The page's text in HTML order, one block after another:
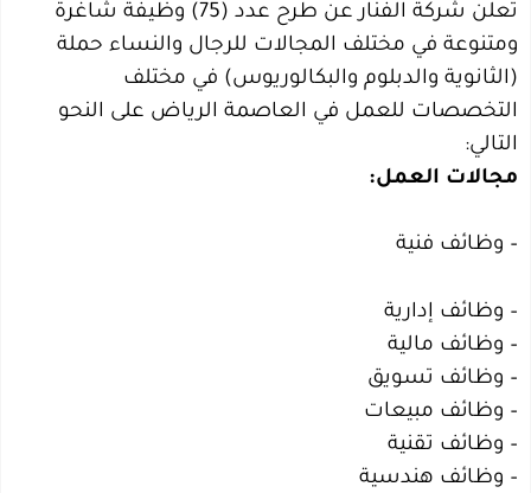
تعلن شركة الفنار عن طرح عدد (75) وظيفة شاغرة
ومتنوعة في مختلف المجالات للرجال والنساء حملة
(الثانوية والدبلوم والبكالوريوس) في مختلف
التخصصات للعمل في العاصمة الرياض على النحو
التالي:
مجالات العمل:
– وظائف فنية
– وظائف إدارية
– وظائف مالية
– وظائف تسويق
– وظائف مبيعات
– وظائف تقنية
– وظائف هندسية